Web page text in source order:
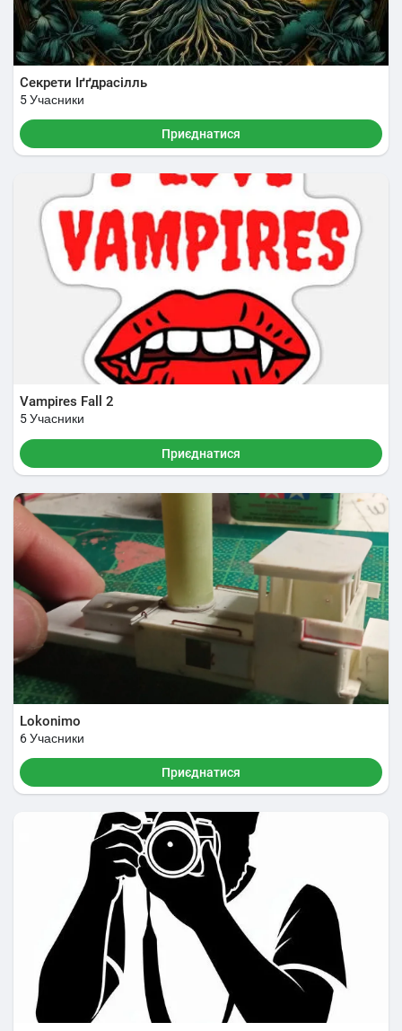
Секрети Іґґдрасілль
5 Учасники
Приєднатися
Vampires Fall 2
5 Учасники
Приєднатися
Lokonimo
6 Учасники
Приєднатися